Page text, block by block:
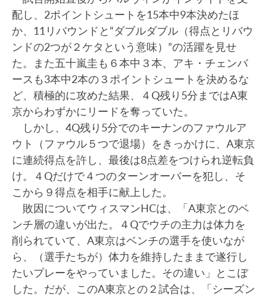
配し、2ポイントシュートを15本中9本決めたほ
か、11リバウンドと“ダブルダブル（得点とリバウ
ンドの2つが２ケタという意味）”の活躍を見せ
た。また五十嵐圭も６本中３本、アキ・チェンバ
ースも3本中2本の３ポイントシュートを決めるな
ど、積極的に攻めた結果、４Q残り5分まではA東
京からわずかにリードを奪っていた。
しかし、4Q残り5分でのキーナンのファウルア
ウト（ファウル５つで退場）をきっかけに、A東京
に連続得点を許し、最後は8点差をつけられ逆転負
け。４Qだけで４つのターンオーバーを犯し、そ
こから９得点を相手に献上した。
敗因についてウィスマンHCは、「A東京とのベ
ンチ層の違いが出た。４Qでウチの主力は体力を
削られていて、A東京はベンチの選手を使いなが
ら、（選手たちが）体力を維持したままで遂行し
たいプレーをやっていました。その違い」とこぼ
した。だが、このA東京との２試合は、「シーズン